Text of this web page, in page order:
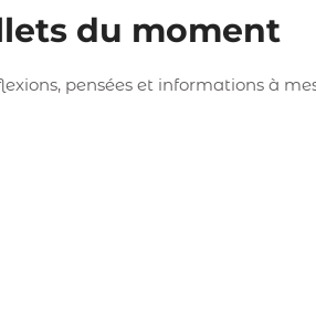
du moment
pensées et informations à